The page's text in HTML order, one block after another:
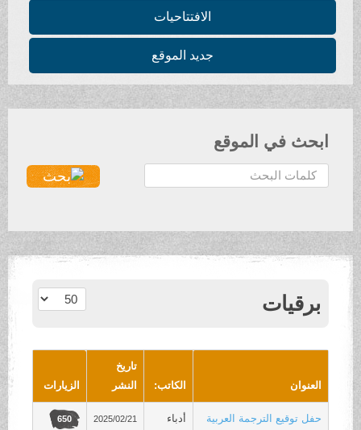
الافتتاحيات
جديد الموقع
ابحث في الموقع
ح
ث
.
برقيات عدد الإظهارات:
العنوان الكاتب:
تاريخ
النشر
الزيارات
حفل توقيع الترجمة العربية
أدباء
2025/02/21
650